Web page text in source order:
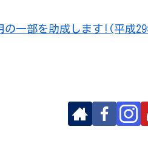
の一部を助成します!(平成